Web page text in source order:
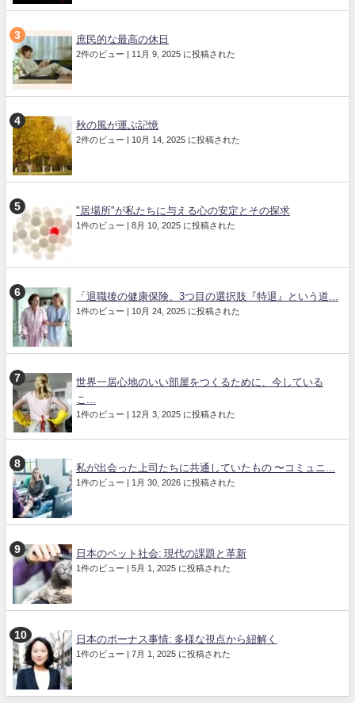
庶民的な最高の休日
2件のビュー | 11月 9, 2025 に投稿された
秋の風が運ぶ記憶
2件のビュー | 10月 14, 2025 に投稿された
"居場所"が私たちに与える心の安定とその探求
1件のビュー | 8月 10, 2025 に投稿された
「退職後の健康保険、3つ目の選択肢『特退』という道...
1件のビュー | 10月 24, 2025 に投稿された
世界一居心地のいい部屋をつくるために、今している
こ...
1件のビュー | 12月 3, 2025 に投稿された
私が出会った上司たちに共通していたもの 〜コミュニ...
1件のビュー | 1月 30, 2026 に投稿された
日本のペット社会: 現代の課題と革新
1件のビュー | 5月 1, 2025 に投稿された
日本のボーナス事情: 多様な視点から紐解く
1件のビュー | 7月 1, 2025 に投稿された